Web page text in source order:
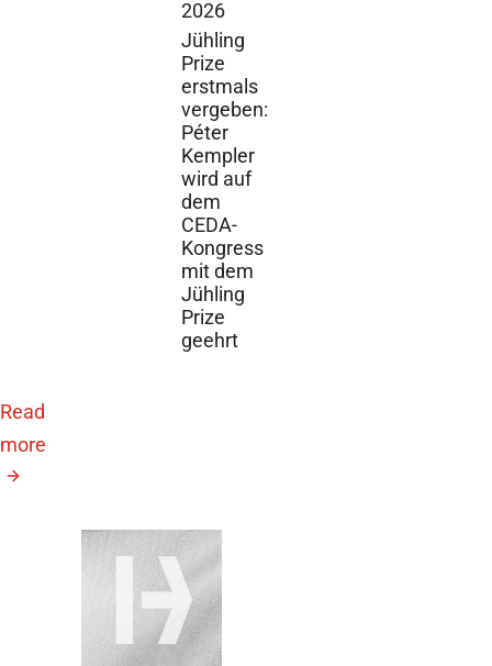
2026
Jühling
Prize
erstmals
vergeben:
Péter
Kempler
wird auf
dem
CEDA-
Kongress
mit dem
Jühling
Prize
geehrt
June 25, 2026
CEDA
Jahreskongress
Read
more